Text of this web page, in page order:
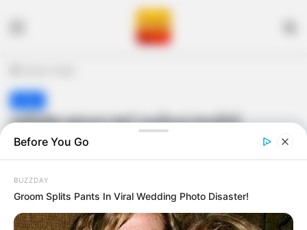
અખિલેશ યાદવના ભાઈ પ્રતીકનું લખનૌની
હોસ્પિટલમાં નિધન
Before You Go
BUZZDAY
Groom Splits Pants In Viral Wedding Photo Disaster!